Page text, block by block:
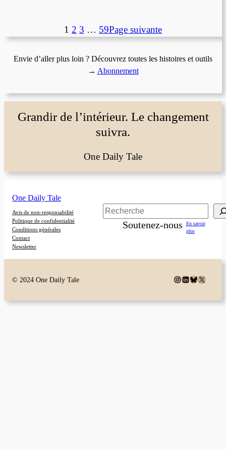
1 2 3 … 59Page suivante
Envie d’aller plus loin ? Découvrez toutes les histoires et outils
→ Abonnement
Grandir de l’intérieur. Le changement
suivra.
One Daily Tale
One Daily Tale
Avis de non-responsabilité
Politique de confidentialité
Conditions générales
Contact
Newsletter
Rechercher
Soutenez-nous
En savoir
plus
© 2024 One Daily Tale Instagram
LinkedIn
Bluesky
X